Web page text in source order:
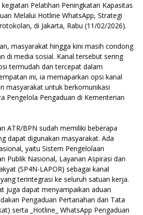
Pelatihan Peningkatan Kapasitas
Melalui Hotline WhatsApp, Strategi
di Jakarta, Rabu (11/02/2026).
masyarakat hingga kini masih condong
di media sosial. Kanal tersebut sering
termudah dan tercepat dalam
ini, ia memaparkan opsi kanal
masyarakat untuk berkomunikasi
Pengelola Pengaduan di Kementerian
ATR/BPN sudah memiliki beberapa
dapat digunakan masyarakat. Ada
yaitu Sistem Pengelolaan
Publik Nasional, Layanan Aspirasi dan
(SP4N-LAPOR) sebagai kanal
terintegrasi ke seluruh satuan kerja.
juga dapat menyampaikan aduan
Pengaduan Pertanahan dan Tata
serta _Hotline_ WhatsApp Pengaduan